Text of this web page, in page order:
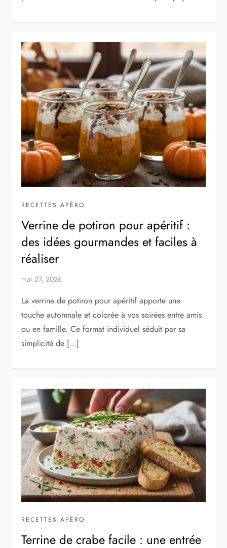
RECETTES APÉRO
Verrine de potiron pour apéritif :
des idées gourmandes et faciles à
réaliser
mai 27, 2026
La verrine de potiron pour apéritif apporte une
touche automnale et colorée à vos soirées entre amis
ou en famille. Ce format individuel séduit par sa
simplicité de […]
RECETTES APÉRO
Terrine de crabe facile : une entrée